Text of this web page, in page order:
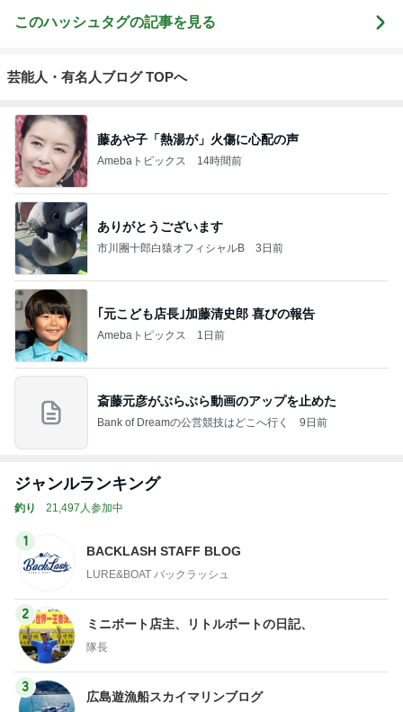
このハッシュタグの記事を見る
芸能人・有名人ブログ TOPへ
藤あや子「熱湯が」火傷に心配の声
Amebaトピックス 14時間前
ありがとうございます
市川團十郎白猿オフィシャルB 3日前
｢元こども店長｣加藤清史郎 喜びの報告
Amebaトピックス 1日前
斎藤元彦がぶらぶら動画のアップを止めた
Bank of Dreamの公営競技はどこへ行く 9日前
ジャンルランキング
釣り 21,497人参加中
1
BACKLASH STAFF BLOG
LURE&BOAT バックラッシュ
2
ミニボート店主、リトルボートの日記、
隊長
3
広島遊漁船スカイマリンブログ